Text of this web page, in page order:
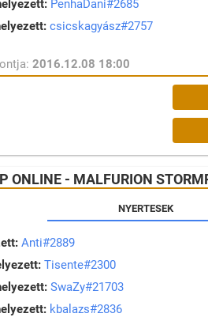
PenhaDani#2685
csicskagyász#2757
2016.12.08 18:00
ONLINE - MALFURION
NYERTESEK
Anti#2889
Tisente#2300
SwaZy#21703
kbalazs#2836